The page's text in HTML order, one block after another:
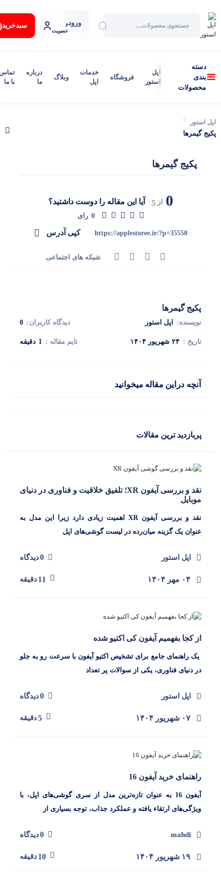
ورودو
عضویت
سبد‌خرید
دسته
بندی
محصولات
اپل
استور
فروشگاه
خدمات
اپل
وبلاگ
درباره
ما
با ما
پکیج گیمرها
نویسنده: اپل استور دیدگاه کاربران: 0
تاریخ : ۲۴ شهریور ۱۴۰۴ تایم مقاله : 1 دقیقه
آنچه دراین مقاله میخوانید
پربازدید ترین مقالات
نقد و بررسی آیفون XR؛ تلفیق خلاقیت و فناوری در دنیای
موبایل
نقد و بررسی آیفون XR اهمیت زیادی دارد زیرا این مدل به
عنوان یک گزینه میان‌رده در لیست گوشی‌های اپل
اپل استور 0دیدگاه
۰۴ مهر ۱۴۰۴ 11دقیقه
از کجا بفهمیم آیفون کی اکتیو شده
یک راهنمای جامع برای تشخیص اکتیو آیفون با سرعت رو به جلو
در دنیای فناوری، یکی از سوالات پر تعداد
اپل استور 0دیدگاه
۰۷ شهریور ۱۴۰۴ 5دقیقه
راهنمای خرید آیفون 16
آیفون 16 به عنوان تازه‌ترین مدل از سری گوشی‌های اپل، با
ویژگی‌های ارتقاء یافته و عملکرد جذاب، توجه بسیاری از
mahdi
0دیدگاه
۱۹ شهریور ۱۴۰۴ 10دقیقه
اپل استور
پکیج گیمرها
پکیج گیمرها
0 از 5 آیا این مقاله را دوست داشتید؟
0 رای
https://applestoree.ir/?p=35550 کپی آدرس
شبکه های اجتماعی
گفتگو با غرفه‌دار